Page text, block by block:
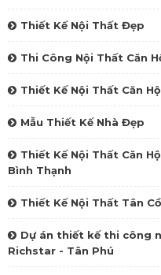
Thiết Kế Nội Thất Đẹp
Thi Công Nội Thất Căn
Thiết Kế Nội Thất Căn
Mẫu Thiết Kế Nhà Đẹp
Thiết Kế Nội Thất Căn
Bình Thạnh
Thiết Kế Nội Thất Tân
Dự án thiết kế thi công
Richstar - Tân Phú